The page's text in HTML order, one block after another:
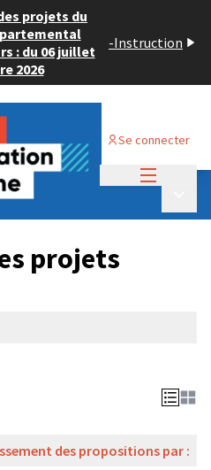
projets du
: du 06 juillet
2026
-Instruction
Se connecter
2024
projets
des propositions par :